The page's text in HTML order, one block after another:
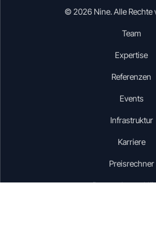
© 2026 Nine. Alle Rechte
Team
Expertise
Referenzen
Events
Infrastruktur
Karriere
Preisrechner